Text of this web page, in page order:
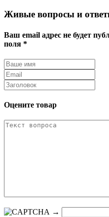
Живые вопросы и
Ваш email адрес не будет
поля *
Оцените товар
→